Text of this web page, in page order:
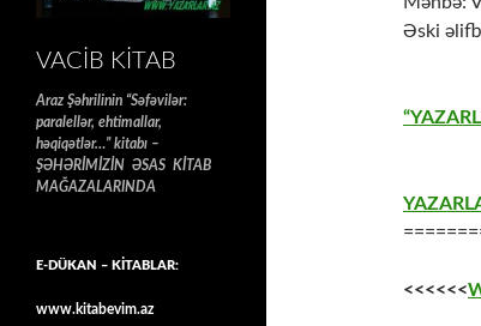
Əski
<<<<<<
VACIB KITAB
Araz Şəhrilinin “Səfəvilər:
paralellər, ehtimallar,
həqiqətlər…” kitabı –
ŞƏHƏRİMİZİN ƏSAS KİTAB
MAĞAZALARINDA
E-DÜKAN – KİTABLAR:
www.kitabevim.az